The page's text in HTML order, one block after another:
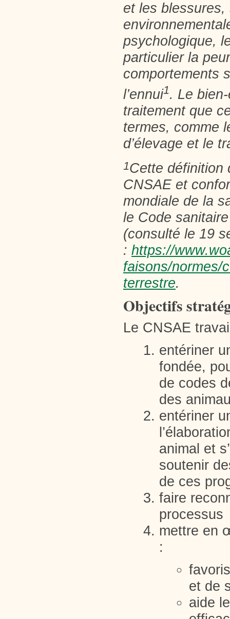
et les
psychologique,
particulier la
comportements
l’ennui1. Le
traitement que
termes, comme
d’élevage et le
1Cette définition
CNSAE et
mondiale de la
le Code
(consulté le 19
: https://
faisons/normes/
terrestre.
Objectifs
Le CNSAE
entériner
fondée,
de codes
des
entériner
animal et
soutenir
de ces
faire
processus
mettre en
:
et de
aide